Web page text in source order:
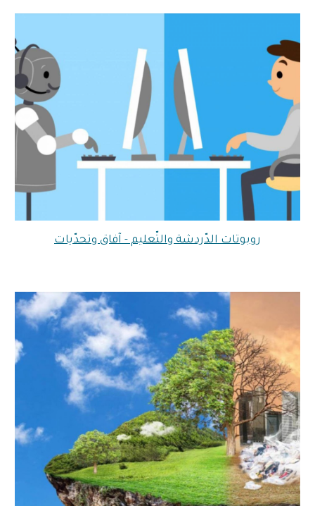
روبوتات الدّردشة والتّعليم - آفاق وتحدّيات